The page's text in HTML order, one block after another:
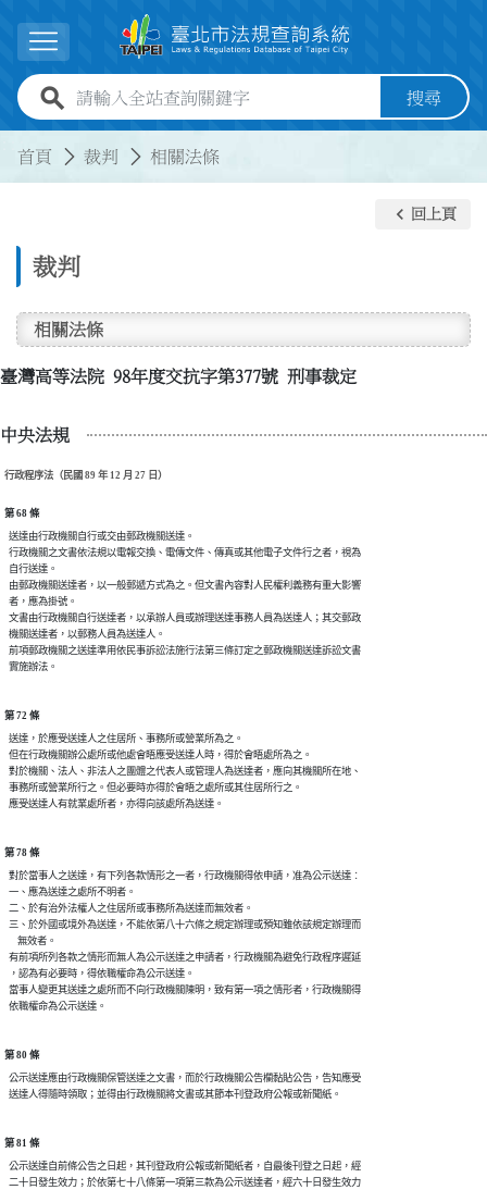
展開選單
全站查詢關鍵字欄位 搜尋
首頁 裁判 相關法條
裁判
keyboard_arrow_left 回上頁
相關法條
臺灣高等法院 98年度交抗字第377號 刑事裁定
中央法規
行政程序法（民國 89 年 12 月 27 日）
第 68 條
  送達由行政機關自行或交由郵政機關送達。
  行政機關之文書依法規以電報交換、電傳文件、傳真或其他電子文件行之者，視為
  自行送達。
  由郵政機關送達者，以一般郵遞方式為之。但文書內容對人民權利義務有重大影響
  者，應為掛號。
  文書由行政機關自行送達者，以承辦人員或辦理送達事務人員為送達人；其交郵政
  機關送達者，以郵務人員為送達人。
  前項郵政機關之送達準用依民事訴訟法施行法第三條訂定之郵政機關送達訴訟文書
第 72 條
  送達，於應受送達人之住居所、事務所或營業所為之。
  但在行政機關辦公處所或他處會晤應受送達人時，得於會晤處所為之。
  對於機關、法人、非法人之團體之代表人或管理人為送達者，應向其機關所在地、
  事務所或營業所行之。但必要時亦得於會晤之處所或其住居所行之。
第 78 條
  對於當事人之送達，有下列各款情形之一者，行政機關得依申請，准為公示送達︰
  一、應為送達之處所不明者。
  二、於有治外法權人之住居所或事務所為送達而無效者。
  三、於外國或境外為送達，不能依第八十六條之規定辦理或預知雖依該規定辦理而
      無效者。
  有前項所列各款之情形而無人為公示送達之申請者，行政機關為避免行政程序遲延
  ，認為有必要時，得依職權命為公示送達。
  當事人變更其送達之處所而不向行政機關陳明，致有第一項之情形者，行政機關得
第 80 條
  公示送達應由行政機關保管送達之文書，而於行政機關公告欄黏貼公告，告知應受
第 81 條
  公示送達自前條公告之日起，其刊登政府公報或新聞紙者，自最後刊登之日起，經
  二十日發生效力；於依第七十八條第一項第三款為公示送達者，經六十日發生效力